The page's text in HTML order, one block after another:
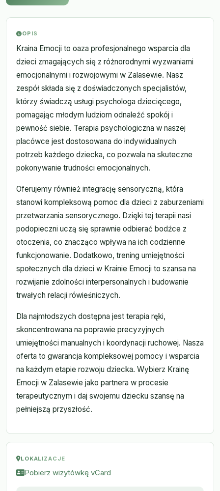
OPIS
Kraina Emocji to oaza profesjonalnego wsparcia dla
dzieci zmagających się z różnorodnymi wyzwaniami
emocjonalnymi i rozwojowymi w Zalasewie. Nasz
zespół składa się z doświadczonych specjalistów,
którzy świadczą usługi psychologa dziecięcego,
pomagając młodym ludziom odnaleźć spokój i
pewność siebie. Terapia psychologiczna w naszej
placówce jest dostosowana do indywidualnych
potrzeb każdego dziecka, co pozwala na skuteczne
pokonywanie trudności emocjonalnych.
Oferujemy również integrację sensoryczną, która
stanowi kompleksową pomoc dla dzieci z zaburzeniami
przetwarzania sensorycznego. Dzięki tej terapii nasi
podopieczni uczą się sprawnie odbierać bodźce z
otoczenia, co znacząco wpływa na ich codzienne
funkcjonowanie. Dodatkowo, trening umiejętności
społecznych dla dzieci w Krainie Emocji to szansa na
rozwijanie zdolności interpersonalnych i budowanie
trwałych relacji rówieśniczych.
Dla najmłodszych dostępna jest terapia ręki,
skoncentrowana na poprawie precyzyjnych
umiejętności manualnych i koordynacji ruchowej. Nasza
oferta to gwarancja kompleksowej pomocy i wsparcia
na każdym etapie rozwoju dziecka. Wybierz Krainę
Emocji w Zalasewie jako partnera w procesie
terapeutycznym i daj swojemu dziecku szansę na
pełniejszą przyszłość.
LOKALIZACJE
Pobierz wizytówkę vCard